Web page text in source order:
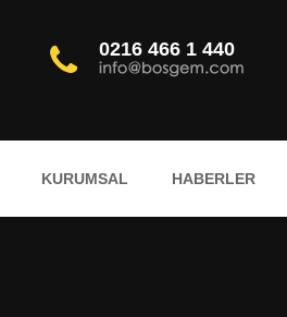
0216 466 1 440
KURUMSAL HABERLER